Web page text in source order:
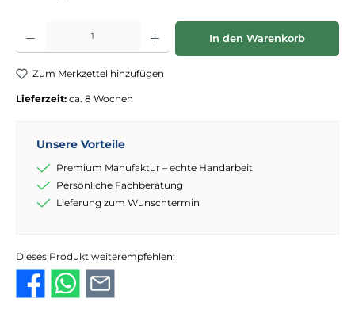
Produkt Anzahl: Gib den gewünschten Wert ein oder benutze die
In den Warenkorb
Zum Merkzettel hinzufügen
Lieferzeit: ca. 8 Wochen
Unsere Vorteile
Premium Manufaktur – echte Handarbeit
Persönliche Fachberatung
Lieferung zum Wunschtermin
Dieses Produkt weiterempfehlen: